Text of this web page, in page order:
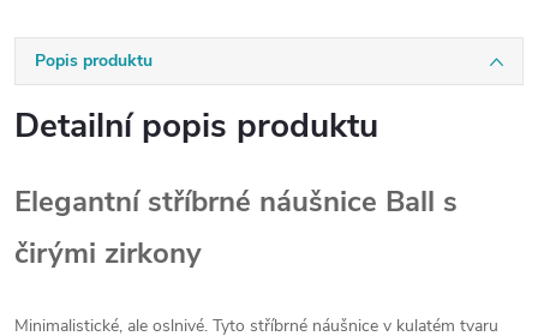
Popis produktu
Detailní popis produktu
Elegantní stříbrné náušnice Ball s
čirými zirkony
Minimalistické, ale oslnivé. Tyto stříbrné náušnice v kulatém tvaru